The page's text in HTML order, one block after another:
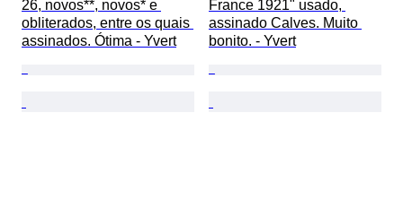
26, novos**, novos* e
obliterados, entre os quais
assinados. Ótima - Yvert
France 1921" usado,
assinado Calves. Muito
bonito. - Yvert